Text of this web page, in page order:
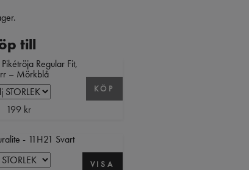
till
Regular Fit,
– Mörkblå
199 kr
KÖP
- 11H21 Svart
VISA